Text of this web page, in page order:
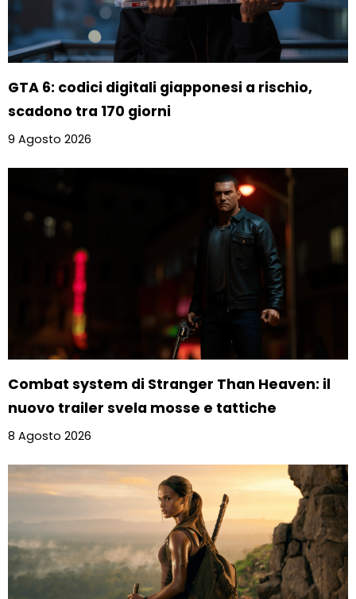
GTA 6: codici digitali giapponesi a rischio,
scadono tra 170 giorni
9 Agosto 2026
Combat system di Stranger Than Heaven: il
nuovo trailer svela mosse e tattiche
8 Agosto 2026